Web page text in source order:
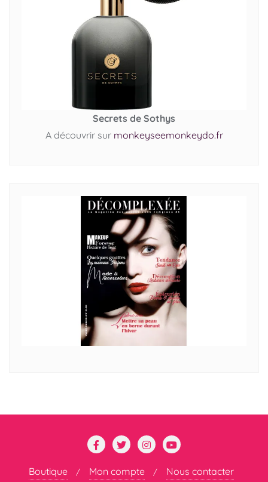
Secrets de Sothys
A découvrir sur monkeyseemonkeydo.fr
Boutique Mon compte Nous contacter